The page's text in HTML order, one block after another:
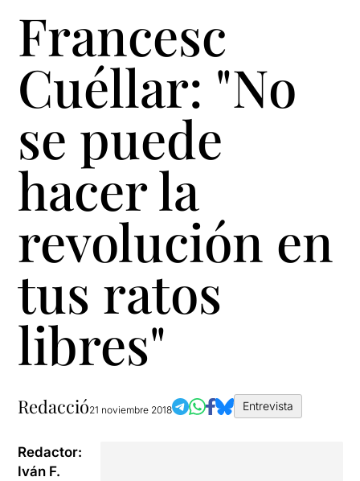
Francesc
Cuéllar: "No
se puede
hacer la
revolución en
tus ratos
libres"
Redacció21 noviembre 2018 Entrevista
Redactor:
Iván F.